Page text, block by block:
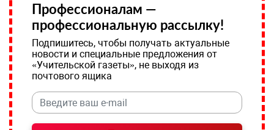
Профессионалам —
профессиональную рассылку!
Подпишитесь, чтобы получать актуальные
новости и специальные предложения от
«Учительской газеты», не выходя из
почтового ящика